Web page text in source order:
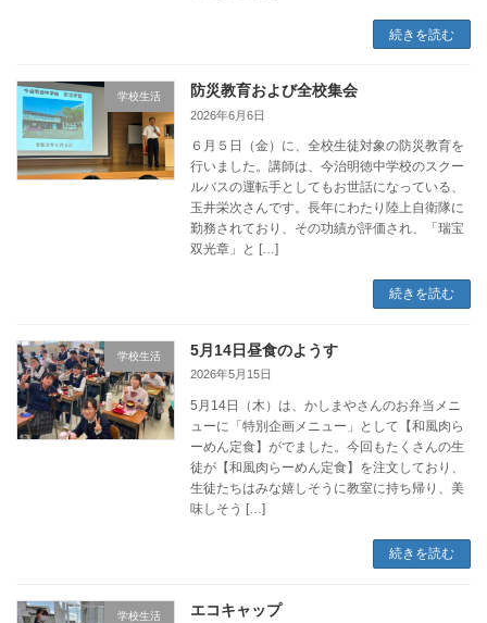
続きを読む
学校生活 防災教育および全校集会
2026年6月6日
６月５日（金）に、全校生徒対象の防災教育を
行いました。講師は、今治明徳中学校のスクー
ルバスの運転手としてもお世話になっている、
玉井栄次さんです。長年にわたり陸上自衛隊に
勤務されており、その功績が評価され、「瑞宝
双光章」と […]
続きを読む
学校生活 5月14日昼食のようす
2026年5月15日
5月14日（木）は、かしまやさんのお弁当メニ
ューに「特別企画メニュー」として【和風肉ら
ーめん定食】がでました。今回もたくさんの生
徒が【和風肉らーめん定食】を注文しており、
生徒たちはみな嬉しそうに教室に持ち帰り、美
味しそう […]
続きを読む
学校生活 エコキャップ